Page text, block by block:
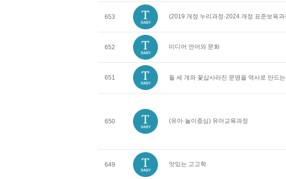
653 (2019 개정 누리과정·2024 개정 표준보육
652 미디어 언어와 문화
651 돌 세 개와 꽃삽사라진 문명을 역사로 만드는
650 (유아·놀이중심) 유아교육과정
649 맛있는 고고학